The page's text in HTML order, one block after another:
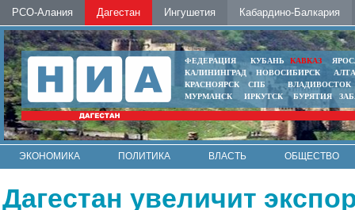
РСО-Алания Дагестан Ингушетия Кабардино-Балкария
ФЕДЕРАЦИЯ КУБАНЬ КАВКАЗ
КАЛИНИНГРАД
НОВОСИБИРСК
КРАСНОЯРСК
СПБ
ВЛАДИВОСТОК
МУРМАНСК
ИРКУТСК БУРЯТИЯ
ЭКОНОМИКА ПОЛИТИКА ВЛАСТЬ
ОБЩЕСТВО
Дагестан увеличит